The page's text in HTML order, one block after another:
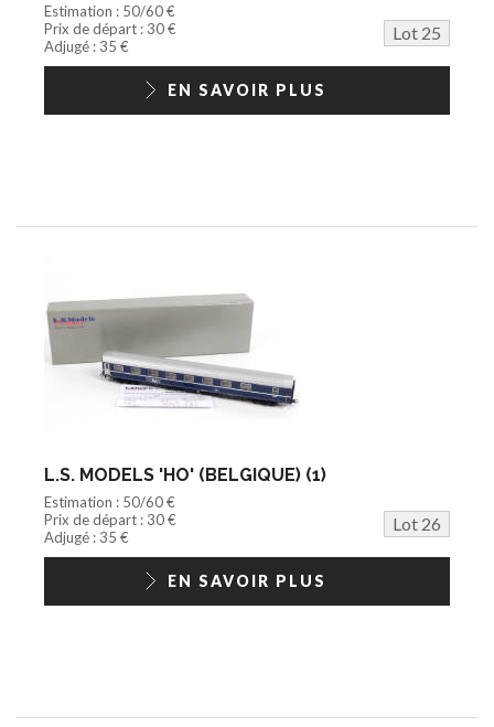
Estimation : 50/60 €
Prix de départ : 30 €
Lot 25
Adjugé : 35 €
EN SAVOIR PLUS
L.S. MODELS 'HO' (BELGIQUE) (1)
Estimation : 50/60 €
Prix de départ : 30 €
Lot 26
Adjugé : 35 €
EN SAVOIR PLUS